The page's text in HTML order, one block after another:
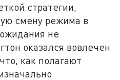
стратегии,
смену режима в
не
оказался вовлечен
как полагают